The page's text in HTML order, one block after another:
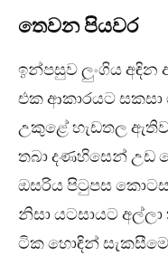
තෙවන පියවර
ඉන්පසුව ලුංගිය
එක ආකාරයට සකසා
උකුළේ හැඩතල
තබා දණහිසෙන්
ඔසරිය පිටුපස
නිසා යටසායට
ටික හොඳින්